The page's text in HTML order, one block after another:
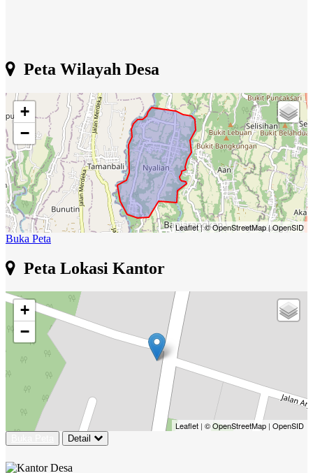
Peta Wilayah Desa
+
−
Leaflet|© OpenStreetMap|OpenSID
Buka Peta
Peta Lokasi Kantor
+
−
Leaflet | © OpenStreetMap | OpenSID
Detail